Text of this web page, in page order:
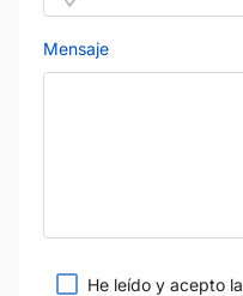
Mensaje
He leído y acepto la